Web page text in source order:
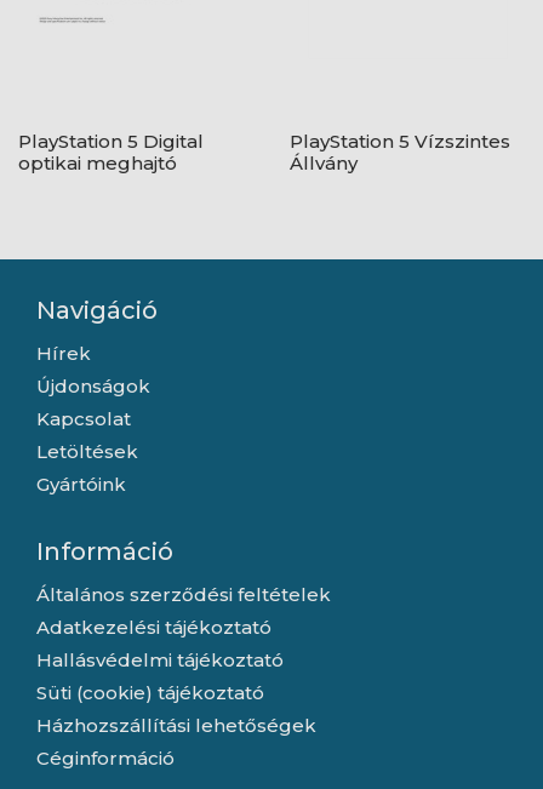
PlayStation 5 Digital
optikai meghajtó
PlayStation 5 Vízszintes
Állvány
Navigáció
Hírek
Újdonságok
Kapcsolat
Letöltések
Gyártóink
Információ
Általános szerződési feltételek
Adatkezelési tájékoztató
Hallásvédelmi tájékoztató
Süti (cookie) tájékoztató
Házhozszállítási lehetőségek
Céginformáció